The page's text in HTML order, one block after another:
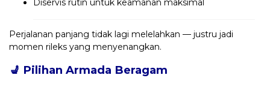
Diservis rutin untuk keamanan maksimal
Perjalanan panjang tidak lagi melelahkan — justru jadi
momen rileks yang menyenangkan.
💺 Pilihan Armada Beragam